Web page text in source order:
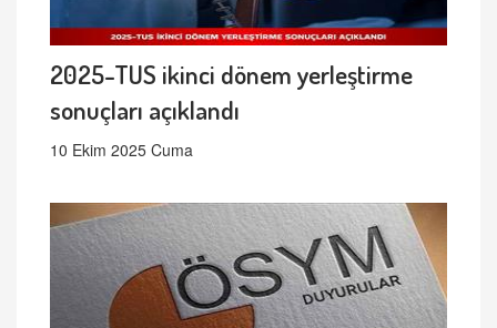
2025-TUS ikinci dönem yerleştirme
sonuçları açıklandı
10 Ekim 2025 Cuma